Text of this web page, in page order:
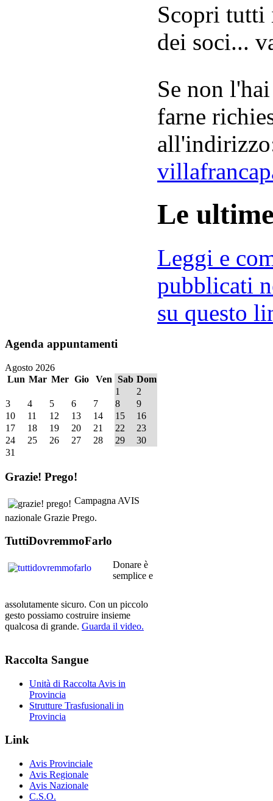
Scopri tutti
dei soci...
Se non
farne
Le
Leggi e
pubblicati
su questo
Agenda appuntamenti
Agosto 2026
Lun Mar Mer Gio Ven Sab Dom
1
2
3
4 5 6 7 8
9
10
11 12 13 14 15
16
17
18 19 20 21 22
23
24
25 26 27 28 29
30
31
Grazie! Prego!
Campagna AVIS
nazionale Grazie Prego.
TuttiDovremmoFarlo
Donare è
semplice e
assolutamente sicuro. Con un piccolo
gesto possiamo costruire insieme
qualcosa di grande. Guarda il video.
Raccolta Sangue
Unità di Raccolta Avis in
Provincia
Strutture Trasfusionali in
Provincia
Link
Avis Provinciale
Avis Regionale
Avis Nazionale
C.S.O.